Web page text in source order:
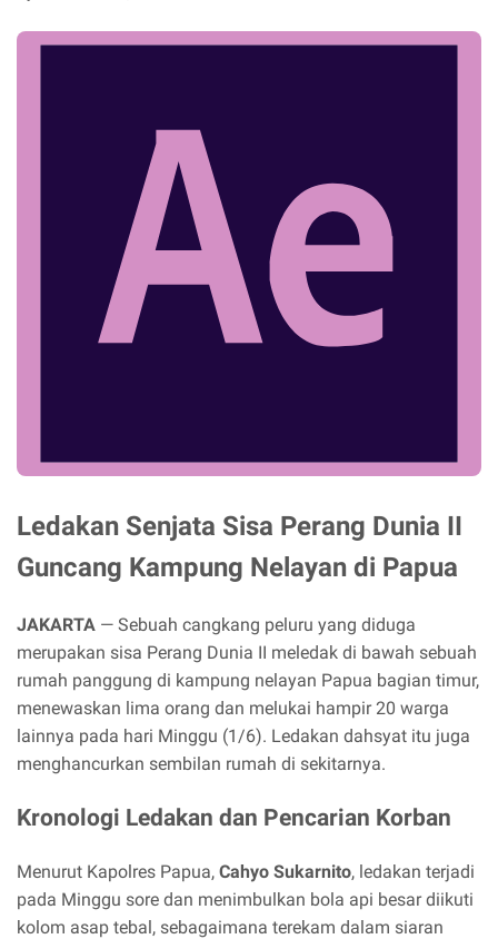
Ledakan Senjata Sisa Perang Dunia II
Guncang Kampung Nelayan di Papua
JAKARTA — Sebuah cangkang peluru yang diduga
merupakan sisa Perang Dunia II meledak di bawah sebuah
rumah panggung di kampung nelayan Papua bagian timur,
menewaskan lima orang dan melukai hampir 20 warga
lainnya pada hari Minggu (1/6). Ledakan dahsyat itu juga
menghancurkan sembilan rumah di sekitarnya.
Kronologi Ledakan dan Pencarian Korban
Menurut Kapolres Papua, Cahyo Sukarnito, ledakan terjadi
pada Minggu sore dan menimbulkan bola api besar diikuti
kolom asap tebal, sebagaimana terekam dalam siaran